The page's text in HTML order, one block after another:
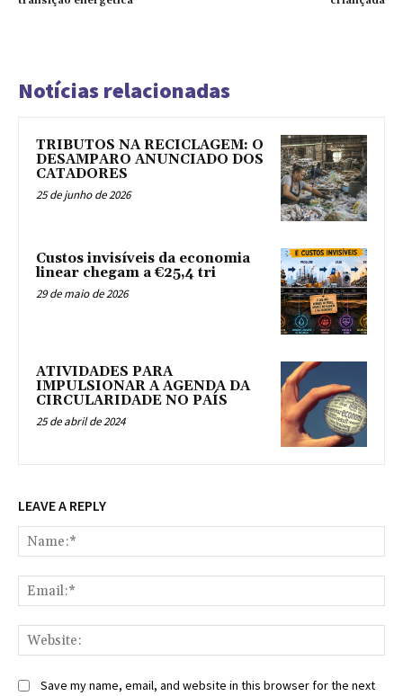
Notícias relacionadas
TRIBUTOS NA RECICLAGEM: O
DESAMPARO ANUNCIADO DOS
CATADORES
25 de junho de 2026
Custos invisíveis da economia
linear chegam a €25,4 tri
29 de maio de 2026
ATIVIDADES PARA
IMPULSIONAR A AGENDA DA
CIRCULARIDADE NO PAÍS
25 de abril de 2024
LEAVE A REPLY
Save my name, email, and website in this browser for the next